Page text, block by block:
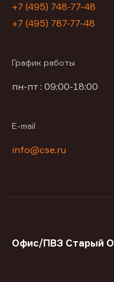
+7 (495) 748-77-48
+7 (495) 787-77-48
График работы
пн-пт : 09:00-18:00
E-mail
info@cse.ru
Офис/ПВЗ Старый